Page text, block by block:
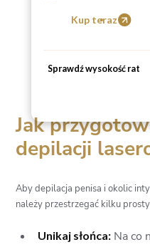
Kup teraz
Sprawdź wysokość rat
Jak
depilacji
Aby depilacja penisa i okolic
należy przestrzegać kilku
Unikaj słońca:Na co